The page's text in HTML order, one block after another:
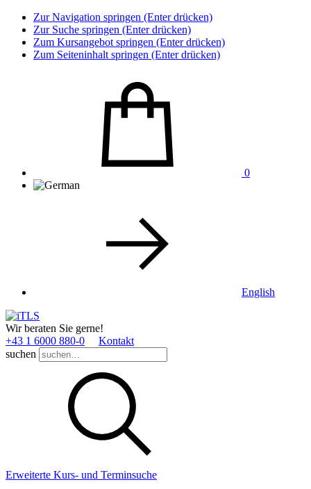
Zur Navigation springen (Enter drücken)
Zur Suche springen (Enter drücken)
Zum Kursangebot springen (Enter drücken)
Zum Seiteninhalt springen (Enter drücken)
0
English
Wir beraten Sie gerne!
+43 1 6000 880­-0
Kontakt
suchen
Erweiterte Kurs- und Terminsuche